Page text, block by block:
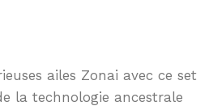
ailes Zonai avec ce set
la technologie ancestrale